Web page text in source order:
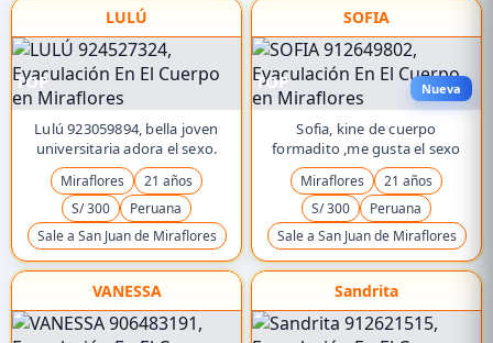
LULÚ
TOP
Lulú 923059894, bella joven
universitaria adora el sexo.
Miraflores
21 años
S/ 300
Peruana
Sale a San Juan de Miraflores
SOFIA
TOP Nueva
Sofia, kine de cuerpo
formadito ,me gusta el sexo
Miraflores
21 años
S/ 300
Peruana
Sale a San Juan de Miraflores
VANESSA Sandrita